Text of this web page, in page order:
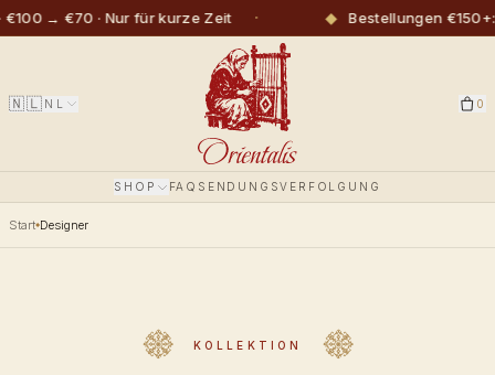
→ €70 · Nur für kurze Zeit Bestellungen €150+:
🇳🇱 NL 0
SHOP FAQ SENDUNGSVERFOLGUNG
Start Designer
KOLLEKTION